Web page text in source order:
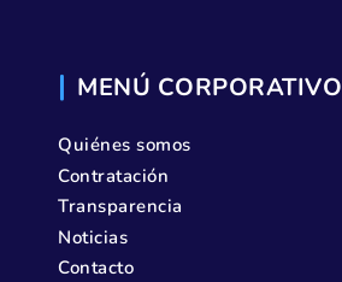
MENÚ CORPORATIVO
Quiénes somos
Contratación
Transparencia
Noticias
Contacto